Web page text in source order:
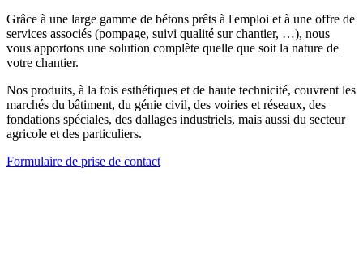
Grâce à une large gamme de bétons prêts à l'emploi et à une offre de
services associés (pompage, suivi qualité sur chantier, …), nous
vous apportons une solution complète quelle que soit la nature de
votre chantier.
Nos produits, à la fois esthétiques et de haute technicité, couvrent les
marchés du bâtiment, du génie civil, des voiries et réseaux, des
fondations spéciales, des dallages industriels, mais aussi du secteur
agricole et des particuliers.
Formulaire de prise de contact